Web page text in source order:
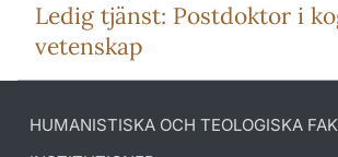
Ledig tjänst: Postdoktor i
vetenskap
HUMANISTISKA OCH TEOLOGISKA